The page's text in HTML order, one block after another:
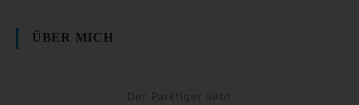
ÜBER MICH
Der Parktiger liebt